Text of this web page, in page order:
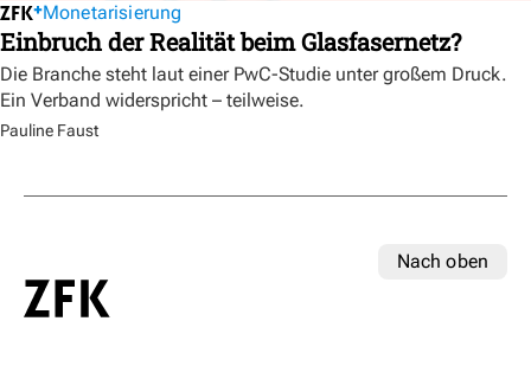
Monetarisierung
Einbruch der Realität beim Glasfasernetz?
Die Branche steht laut einer PwC-Studie unter großem Druck.
Ein Verband widerspricht – teilweise.
Pauline Faust
Nach oben